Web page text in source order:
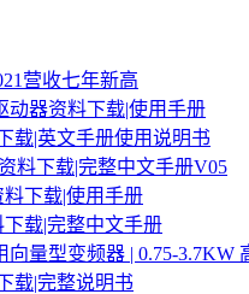
营收七年新高
动器资料下载|使用手册
载|英文手册使用说明书
料下载|完整中文手册V05
下载|使用手册
载|完整中文手册
向量型变频器 | 0.75-3.7KW
载|完整说明书